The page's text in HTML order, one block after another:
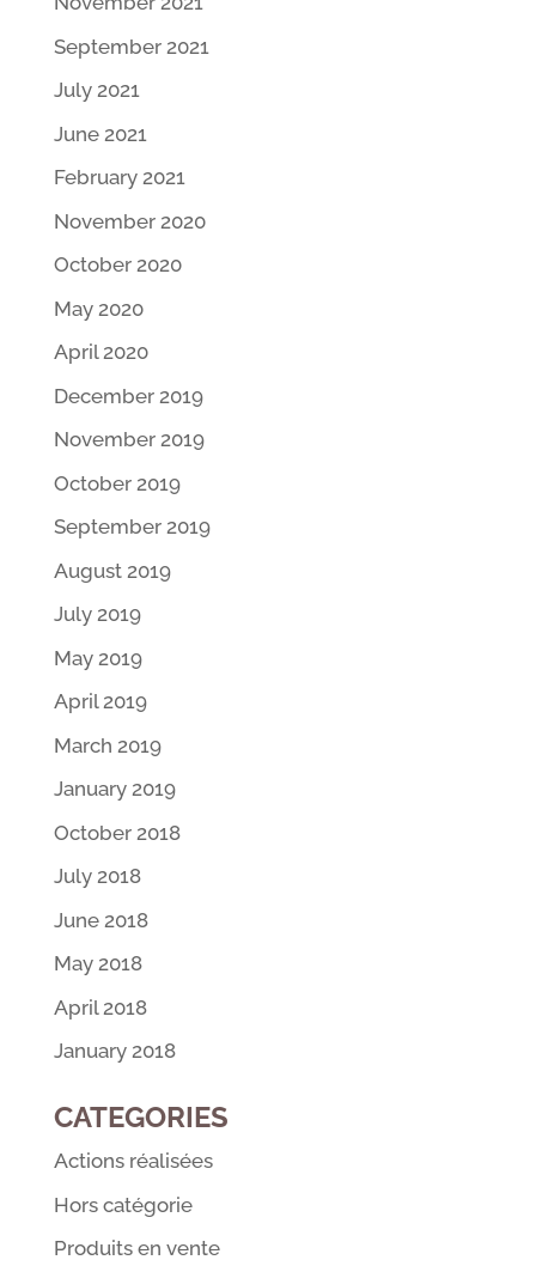
September 2021
July 2021
June 2021
February 2021
November 2020
October 2020
May 2020
April 2020
December 2019
November 2019
October 2019
September 2019
August 2019
July 2019
May 2019
April 2019
March 2019
January 2019
October 2018
July 2018
June 2018
May 2018
April 2018
January 2018
CATEGORIES
Actions réalisées
Hors catégorie
Produits en vente